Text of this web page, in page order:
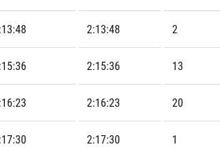
2:13:48 2
2:15:36 13
2:16:23 20
2:17:30 1